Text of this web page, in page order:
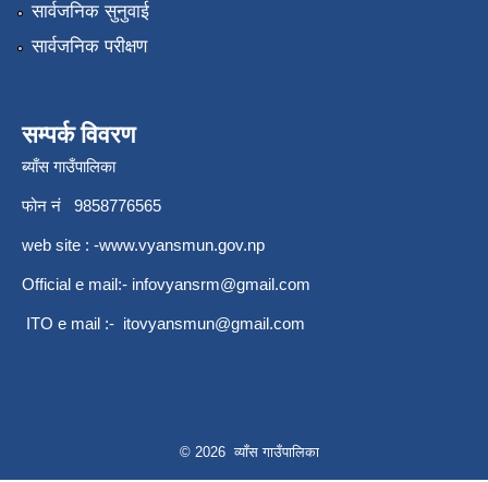
सार्वजनिक सुनुवाई
सार्वजनिक परीक्षण
सम्पर्क विवरण
ब्याँस गाउँपालिका
फोन नं 9858776565
web site : -www.vyansmun.gov.np
Official e mail:- infovyansrm@gmail.com
ITO e mail :- itovyansmun@gmail.com
© 2026 व्याँस गाउँपालिका